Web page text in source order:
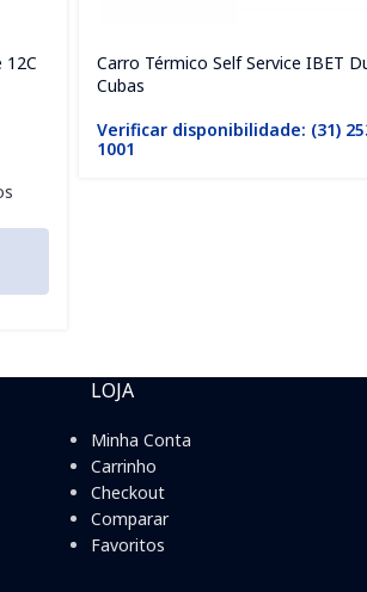
Carro Térmico Self Service IBET
Cubas
Verificar disponibilidade: (31)
1001
LOJA
Minha Conta
Carrinho
Checkout
Comparar
Favoritos